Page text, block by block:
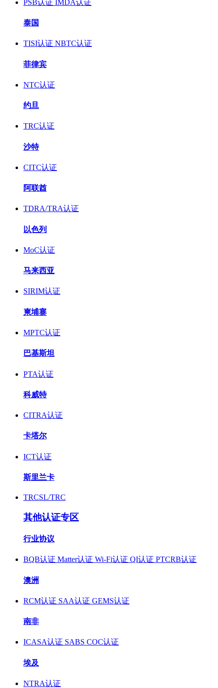
PSB认证 IMDA认证
泰国
TISI认证 NBTC认证
菲律宾
NTC认证
约旦
TRC认证
沙特
CITC认证
阿联酋
TDRA/TRA认证
以色列
MoC认证
马来西亚
SIRIM认证
柬埔寨
MPTC认证
巴基斯坦
PTA认证
科威特
CITRA认证
卡塔尔
ICT认证
斯里兰卡
TRCSL/TRC
其他认证专区
行业协议
BQB认证 Matter认证 Wi-Fi认证 QI认证 PTCRB认证
澳洲
RCM认证 SAA认证 GEMS认证
南非
ICASA认证 SABS COC认证
埃及
NTRA认证